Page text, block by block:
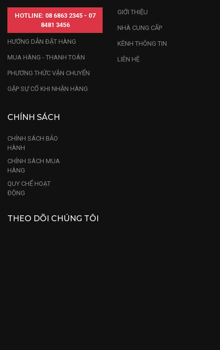
HOTLINE: 08 6863 2345 - 07
8481 3456
HƯỚNG DẪN ĐẶT HÀNG
MUA HÀNG - THANH TOÁN
PHƯƠNG THỨC VẬN CHUYỂN
GẶP SỰ CỐ KHI NHẬN HÀNG
GIỚI THIỆU
NHÀ CUNG CẤP
KÊNH THÔNG TIN
LIÊN HỆ
CHÍNH SÁCH
CHÍNH SÁCH BẢO
HÀNH
CHÍNH SÁCH MUA
HÀNG
QUY CHẾ HOẠT
ĐỘNG
THEO DÕI CHÚNG TÔI